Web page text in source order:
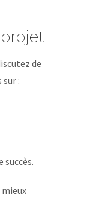
de
:
succès.
mieux